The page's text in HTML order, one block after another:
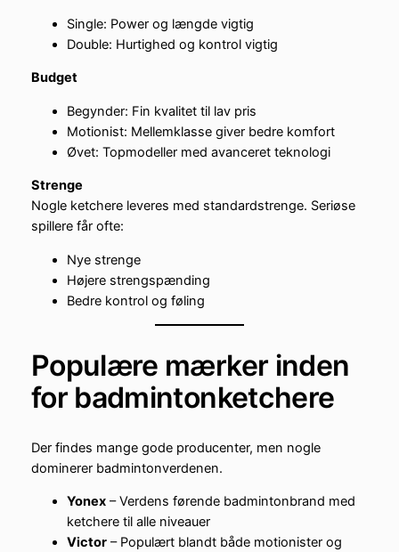
Single: Power og længde vigtig
Double: Hurtighed og kontrol vigtig
Budget
Begynder: Fin kvalitet til lav pris
Motionist: Mellemklasse giver bedre komfort
Øvet: Topmodeller med avanceret teknologi
Strenge
Nogle ketchere leveres med standardstrenge. Seriøse
spillere får ofte:
Nye strenge
Højere strengspænding
Bedre kontrol og føling
Populære mærker inden
for badmintonketchere
Der findes mange gode producenter, men nogle
dominerer badmintonverdenen.
Yonex– Verdens førende badmintonbrand med
ketchere til alle niveauer
Victor– Populært blandt både motionister og